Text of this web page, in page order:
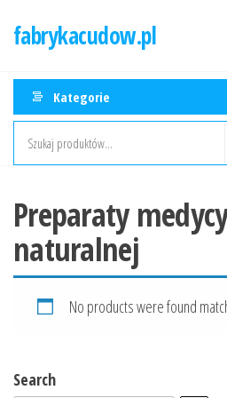
fabrykacudow.pl
Kategorie
Preparaty
naturalnej
No products were found
Search